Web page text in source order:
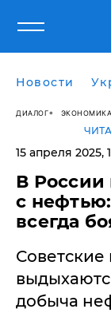
Новости
ДИАЛОГ ЭКОНОМИКА
15 апреля 2025,
В России
с
всегда
добыча